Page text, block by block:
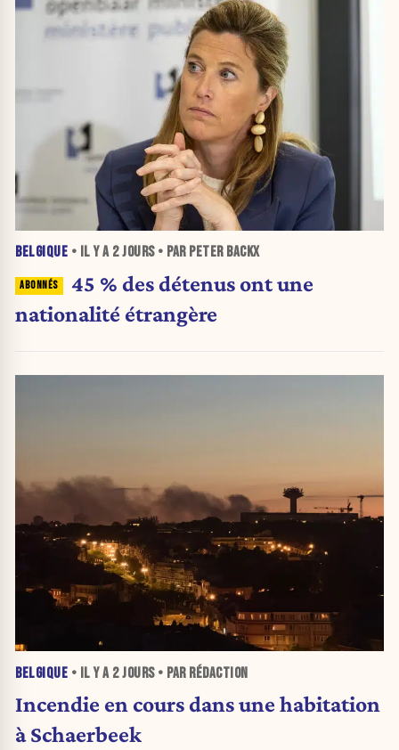
BELGIQUE • IL Y A 2 JOURS• PAR PETER BACKX
45 % des détenus ont une
nationalité étrangère
BELGIQUE • IL Y A 2 JOURS• PAR RÉDACTION
Incendie en cours dans une habitation
à Schaerbeek